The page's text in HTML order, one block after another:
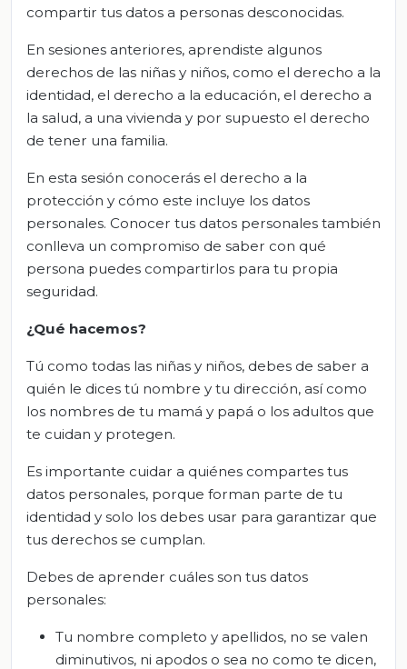
compartir tus datos a personas desconocidas.
En sesiones anteriores, aprendiste algunos
derechos de las niñas y niños, como el derecho a la
identidad, el derecho a la educación, el derecho a
la salud, a una vivienda y por supuesto el derecho
de tener una familia.
En esta sesión conocerás el derecho a la
protección y cómo este incluye los datos
personales. Conocer tus datos personales también
conlleva un compromiso de saber con qué
persona puedes compartirlos para tu propia
seguridad.
¿Qué hacemos?
Tú como todas las niñas y niños, debes de saber a
quién le dices tú nombre y tu dirección, así como
los nombres de tu mamá y papá o los adultos que
te cuidan y protegen.
Es importante cuidar a quiénes compartes tus
datos personales, porque forman parte de tu
identidad y solo los debes usar para garantizar que
tus derechos se cumplan.
Debes de aprender cuáles son tus datos
personales:
Tu nombre completo y apellidos, no se valen
diminutivos, ni apodos o sea no como te dicen,